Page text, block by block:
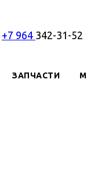
+7 964 342-31-52
ЗАПЧАСТИ